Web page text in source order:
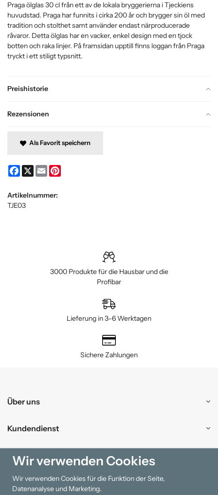
Preishistorie
Rezensionen
Praga ölglas 30 cl från ett av de lokala bryggerierna i Tjeckiens
huvudstad. Praga har funnits i cirka 200 år och brygger sin öl med
tradition och stolthet samt använder endast närproducerade
råvaror. Detta ölglas har en vacker, enkel design med en tjock
botten och raka linjer. På framsidan upptill finns loggan från Praga
tryckt i ett stiligt typsnitt.
Als Favorit speichern
Facebook
X Email
Artikelnummer:
TJE03
3000 Produkte für die Hausbar und die
Profibar
Lieferung in 3–6 Werktagen
Sichere Zahlungen
Über uns
Kundendienst
Einkaufen
Information
Wir verwenden Cookies
Wir verwenden Cookies für die Funktion der Seite,
Datenanalyse und Marketing.